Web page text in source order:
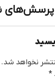
پرسش‌های
نخواهد شد.
*